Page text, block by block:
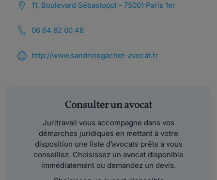
11, Boulevard Sébastopol - 75001 Paris 1er
06 64 82 00 48
http://www.sandrinegachet-avocat.fr
Consulter un avocat
Juritravail vous accompagne dans vos
démarches juridiques en mettant à votre
disposition une liste d’avocats prêts à vous
conseillez. Choisissez un avocat disponible
immédiatement ou demandez un devis.